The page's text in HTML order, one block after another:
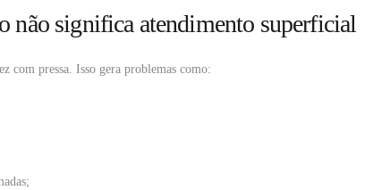
não significa atendimento superficial
com pressa. Isso gera problemas como: